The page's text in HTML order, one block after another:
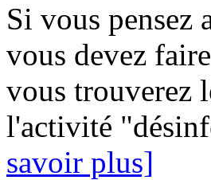
Si vous pensez
vous devez
vous trouverez
l'activité
savoir plus]